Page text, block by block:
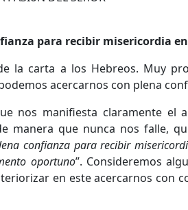
para recibir misericordia
la carta a los Hebreos. Muy
acercarnos con plena
nos manifiesta claramente el
manera que nunca nos falle,
confianza para recibir
oportuno”. Consideremos
en este acercarnos con